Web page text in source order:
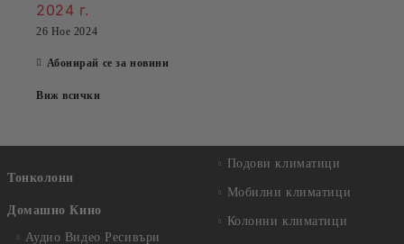
2024 г.
26 Ное 2024
Абонирай се за новини
Виж всички
Тонколони
Домашно Кино
Аудио Видео Рeсивъри
Подови климатици
Мобилни климатици
Колонни климатици